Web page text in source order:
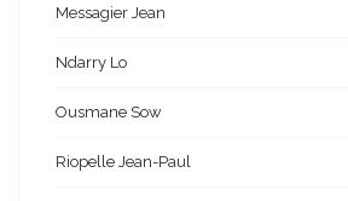
Messagier Jean
Ndarry Lo
Ousmane Sow
Riopelle Jean-Paul